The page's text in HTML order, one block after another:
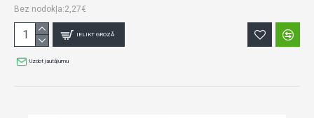
Bez nodokļa:2,27€
IELIKT GROZĀ
Uzdot jautājumu